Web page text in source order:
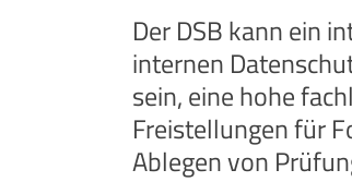
Der DSB kann ein
internen
sein, eine hohe
Freistellungen für
Ablegen von